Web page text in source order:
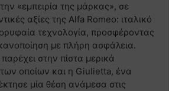
«εμπειρία της μάρκας», σε
αξίες της Alfa Romeo: ιταλικό
τεχνολογία, προσφέροντας
με πλήρη ασφάλεια.
στην πίστα μερικά
οποίων και η Giulietta, ένα
μία θέση ανάμεσα στις